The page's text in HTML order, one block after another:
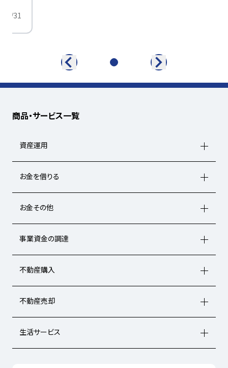
01/31
商品・サービス一覧
資産運用
お金を借りる
お金その他
事業資金の調達
不動産購入
不動産売却
生活サービス